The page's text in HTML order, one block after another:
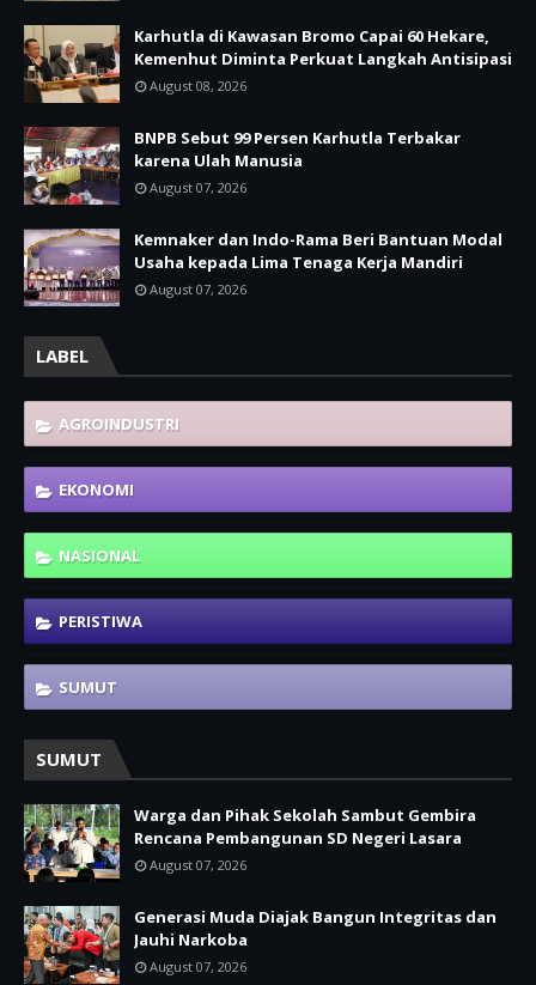
Karhutla di Kawasan Bromo Capai 60 Hekare,
Kemenhut Diminta Perkuat Langkah Antisipasi
August 08, 2026
BNPB Sebut 99 Persen Karhutla Terbakar
karena Ulah Manusia
August 07, 2026
Kemnaker dan Indo-Rama Beri Bantuan Modal
Usaha kepada Lima Tenaga Kerja Mandiri
August 07, 2026
LABEL
AGROINDUSTRI
EKONOMI
NASIONAL
PERISTIWA
SUMUT
SUMUT
Warga dan Pihak Sekolah Sambut Gembira
Rencana Pembangunan SD Negeri Lasara
August 07, 2026
Generasi Muda Diajak Bangun Integritas dan
Jauhi Narkoba
August 07, 2026